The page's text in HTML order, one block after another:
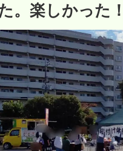
。楽しかった